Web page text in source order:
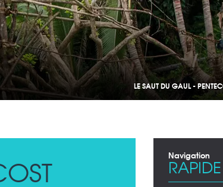
LE SAUT DU GAUL -
Navigation
RAPIDE